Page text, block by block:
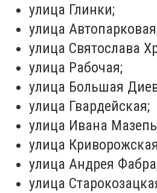
улица Глинки;
улица
улица Святослава
улица Рабочая;
улица Большая
улица Гвардейская;
улица Ивана
улица
улица Андрея
улица